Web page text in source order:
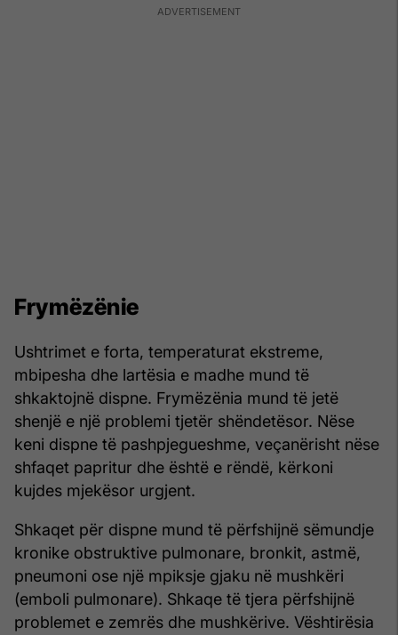
Frymëzënie
Ushtrimet e forta, temperaturat ekstreme,
mbipesha dhe lartësia e madhe mund të
shkaktojnë dispne. Frymëzënia mund të jetë
shenjë e një problemi tjetër shëndetësor. Nëse
keni dispne të pashpjegueshme, veçanërisht nëse
shfaqet papritur dhe është e rëndë, kërkoni
kujdes mjekësor urgjent.
Shkaqet për dispne mund të përfshijnë sëmundje
kronike obstruktive pulmonare, bronkit, astmë,
pneumoni ose një mpiksje gjaku në mushkëri
(emboli pulmonare). Shkaqe të tjera përfshijnë
problemet e zemrës dhe mushkërive. Vështirësia